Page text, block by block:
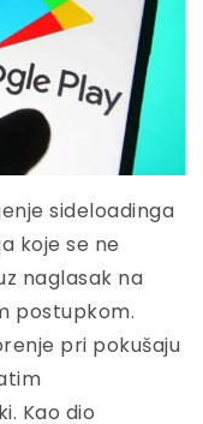
sideloadinga
koje se ne
naglasak na
postupkom.
pri pokušaju
Kao dio